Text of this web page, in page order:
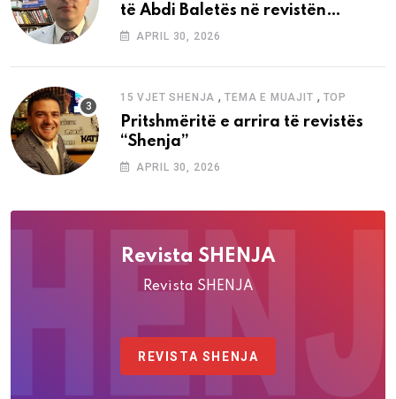
të Abdi Baletës në revistën
“Shenja”
APRIL 30, 2026
15 VJET SHENJA ,TEMA E MUAJIT , TOP
Pritshmëritë e arrira të revistës
“Shenja”
APRIL 30, 2026
Revista SHENJA
Revista SHENJA
REVISTA SHENJA